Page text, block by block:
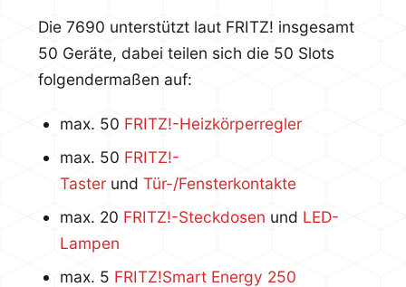
Die 7690 unterstützt laut FRITZ! insgesamt
50 Geräte, dabei teilen sich die 50 Slots
folgendermaßen auf:
max. 50 FRITZ!-Heizkörperregler
max. 50 FRITZ!-
Tasterund Tür-/Fensterkontakte
max. 20 FRITZ!-Steckdosen und LED-
Lampen
max. 5 FRITZ!Smart Energy 250